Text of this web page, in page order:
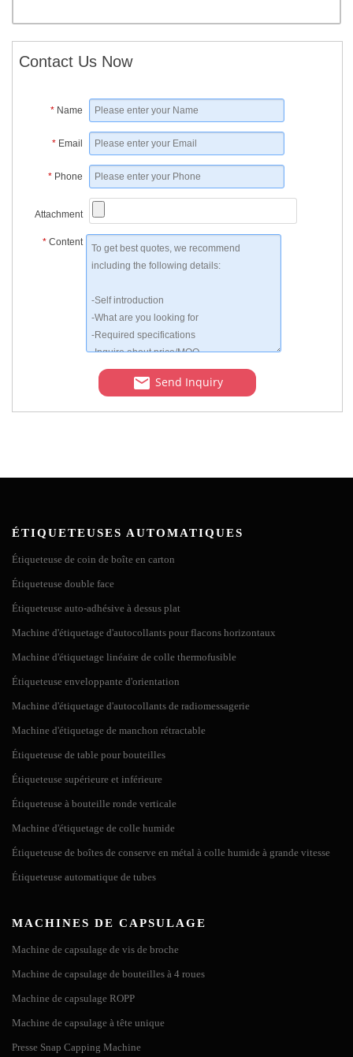
Contact Us Now
* Name
* Email
* Phone
Attachment
* Content
Send Inquiry
ÉTIQUETEUSES AUTOMATIQUES
Étiqueteuse de coin de boîte en carton
Étiqueteuse double face
Étiqueteuse auto-adhésive à dessus plat
Machine d'étiquetage d'autocollants pour flacons horizontaux
Machine d'étiquetage linéaire de colle thermofusible
Étiqueteuse enveloppante d'orientation
Machine d'étiquetage d'autocollants de radiomessagerie
Machine d'étiquetage de manchon rétractable
Étiqueteuse de table pour bouteilles
Étiqueteuse supérieure et inférieure
Étiqueteuse à bouteille ronde verticale
Machine d'étiquetage de colle humide
Étiqueteuse de boîtes de conserve en métal à colle humide à grande vitesse
Étiqueteuse automatique de tubes
MACHINES DE CAPSULAGE
Machine de capsulage de vis de broche
Machine de capsulage de bouteilles à 4 roues
Machine de capsulage ROPP
Machine de capsulage à tête unique
Presse Snap Capping Machine